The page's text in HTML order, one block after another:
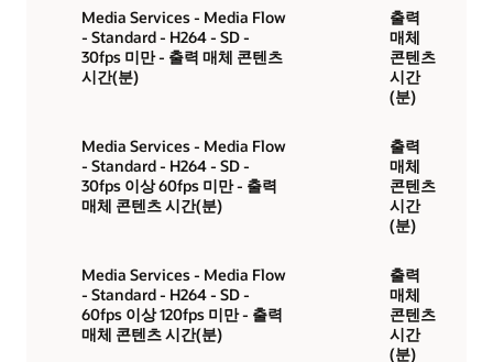
Media Services - Media Flow
- Standard - H264 - SD -
30fps 미만 - 출력 매체 콘텐츠
시간(분)
출력
매체
콘텐츠
시간
(분)
Media Services - Media Flow
- Standard - H264 - SD -
30fps 이상 60fps 미만 - 출력
매체 콘텐츠 시간(분)
출력
매체
콘텐츠
시간
(분)
Media Services - Media Flow
- Standard - H264 - SD -
60fps 이상 120fps 미만 - 출력
매체 콘텐츠 시간(분)
출력
매체
콘텐츠
시간
(분)